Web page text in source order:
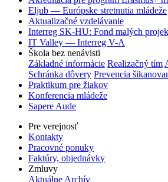
Eljub — Európske stretnutia mládeže
Aktualizačné vzdelávanie
Interreg SK-HU: Fond malých
IT Valley — Interreg V-A
Škola bez nenávisti
Základné informácie Realizačný tím
Schránka dôvery Prevencia
Praktikum pre žiakov
Konferencia mládeže
Sapere Aude
Pre verejnosť
Kontakty
Pracovné ponuky
Faktúry, objednávky
Zmluvy
AktuálneArchív